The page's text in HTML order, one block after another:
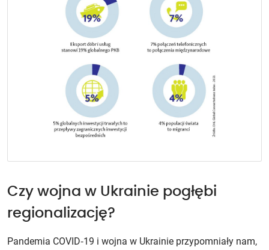
Czy wojna w Ukrainie pogłębi
regionalizację?
Pandemia COVID‑19 i wojna w Ukrainie przypomniały nam,